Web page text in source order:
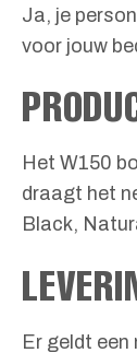
Ja, je
voor jouw
Het W150
draagt het
Black,
Er geldt